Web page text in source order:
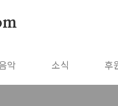
악 소식 후